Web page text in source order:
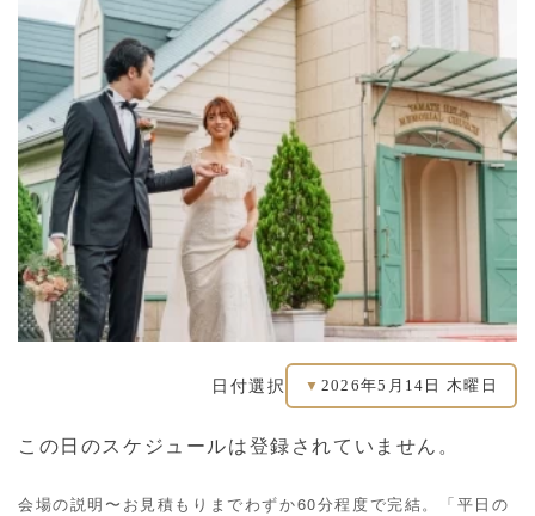
日付選択 ▼ 2026年5月14日 木曜日
この日のスケジュールは登録されていません。
会場の説明〜お見積もりまでわずか60分程度で完結。「平日の